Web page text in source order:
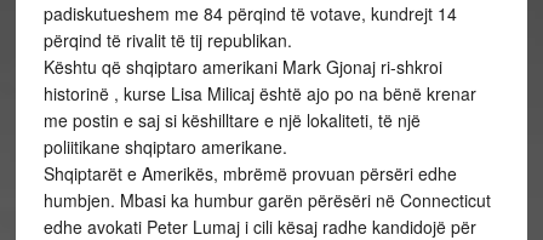
padiskutueshem me 84 përqind të votave, kundrejt 14
përqind të rivalit të tij republikan.
Kështu që shqiptaro amerikani Mark Gjonaj ri-shkroi
historinë , kurse Lisa Milicaj është ajo po na bënë krenar
me postin e saj si këshilltare e një lokaliteti, të një
poliitikane shqiptaro amerikane.
Shqiptarët e Amerikës, mbrëmë provuan përsëri edhe
humbjen. Mbasi ka humbur garën përësëri në Connecticut
edhe avokati Peter Lumaj i cili kësaj radhe kandidojë për